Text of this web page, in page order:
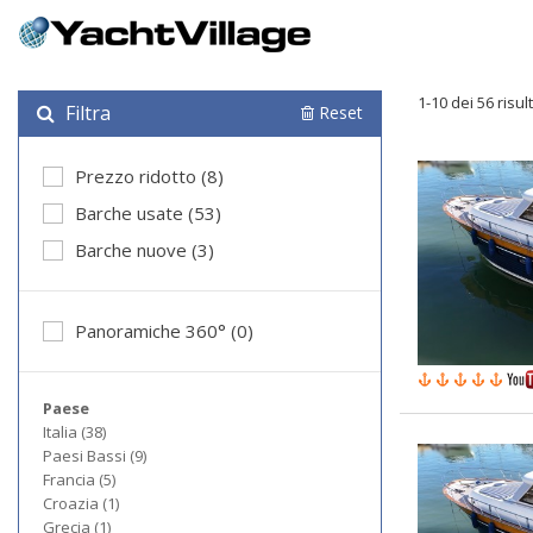
Filtra Reset
Prezzo ridotto (8)
Barche usate (53)
Barche nuove (3)
Panoramiche 360° (0)
Paese
Italia (38)
Paesi Bassi (9)
Francia (5)
Croazia (1)
Grecia (1)
1-10 dei 56